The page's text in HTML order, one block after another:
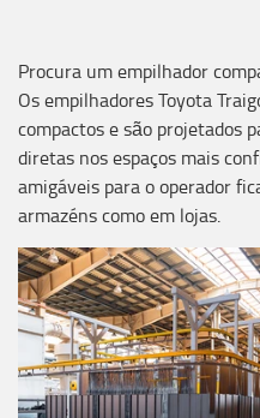
Procura um empilhador
Os empilhadores Toyota
compactos e são projetados
diretas nos espaços mais
amigáveis ​​​​para o operador
armazéns como em lojas.